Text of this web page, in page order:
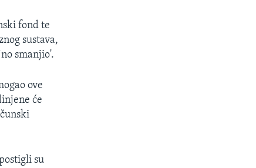
fond te
sustava,
smanjio'.
ove
će
su